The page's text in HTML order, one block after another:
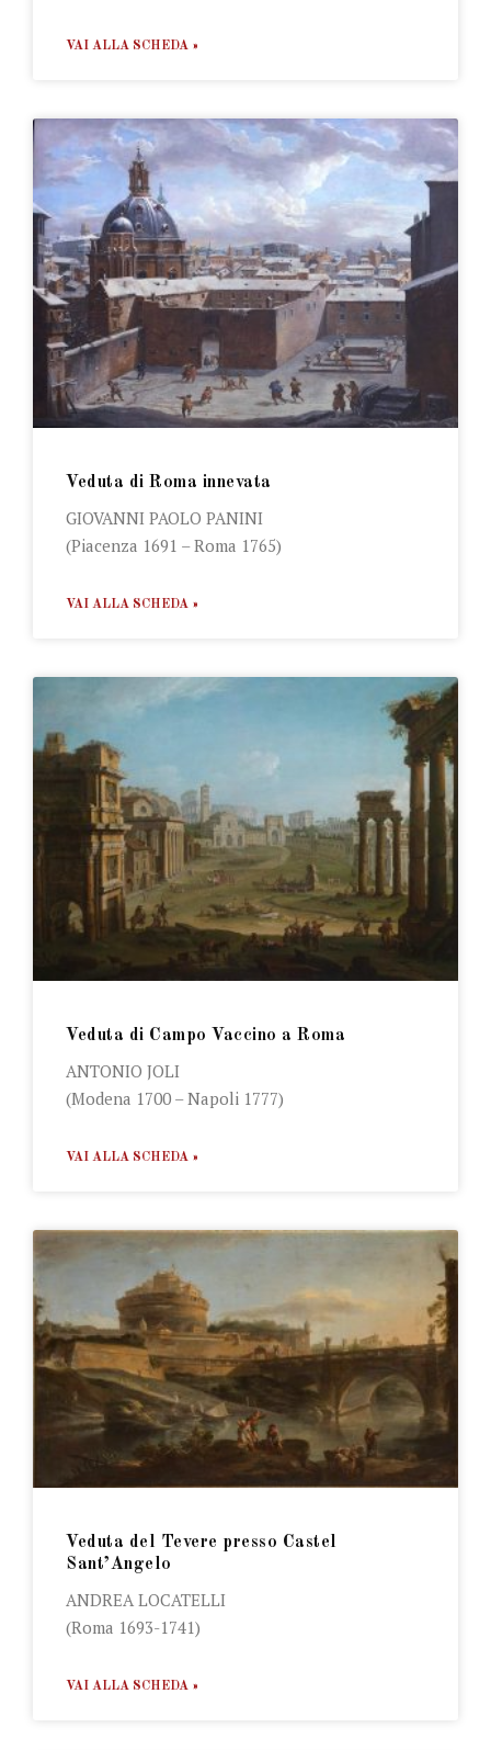
VAI ALLA SCHEDA »
Veduta di Roma innevata
GIOVANNI PAOLO PANINI
(Piacenza 1691 – Roma 1765)
VAI ALLA SCHEDA »
Veduta di Campo Vaccino a Roma
ANTONIO JOLI
(Modena 1700 – Napoli 1777)
VAI ALLA SCHEDA »
Veduta del Tevere presso Castel
Sant’Angelo
ANDREA LOCATELLI
(Roma 1693-1741)
VAI ALLA SCHEDA »